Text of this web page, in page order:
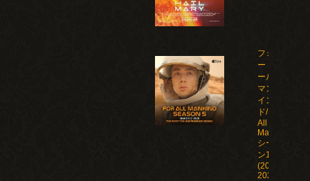
フォ
ー・オ
ール・
マンカ
イン
ド/For
All
Mankind
シーズ
ン1-5
(2019-
2026)